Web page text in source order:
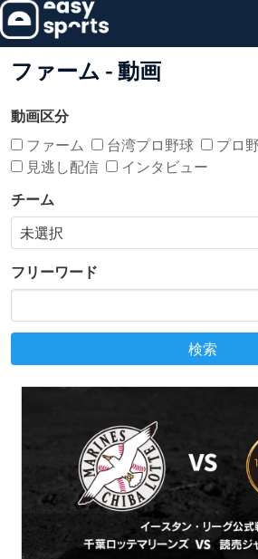
ファーム - 動画
動画区分
ファーム
台湾プロ野球
プロ
見逃し配信
インタビュー
チーム
フリーワード
検索